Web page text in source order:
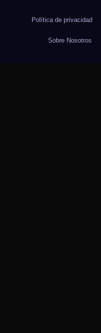
Política de privacidad
Sobre Nosotros